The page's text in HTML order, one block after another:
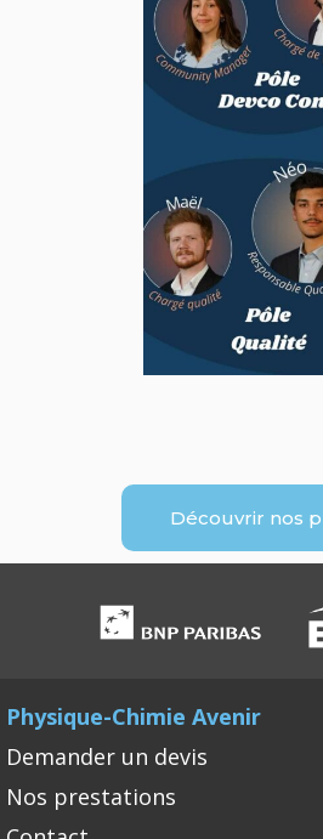
Découvrir nos
Physique-Chimie Avenir
Demander un devis
Nos prestations